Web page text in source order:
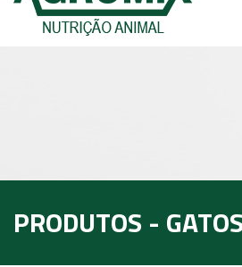
PRODUTOS - GATOS